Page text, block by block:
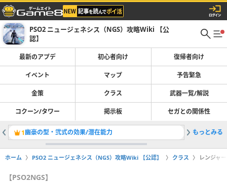
PSO2 ニュージェネシス（NGS）攻略Wiki 【公
認】
最新のアプデ 初心者向け 復帰者向け
イベント マップ 予告緊急
金策 クラス 武器一覧/解説
コクーン/タワー 掲示板 セガとの関係性
1幽豪の型・弐式の効果/潜在能力 2幻精の
もっとみる
ホーム PSO2 ニュージェネシス（NGS）攻略Wiki 【公認】 クラス レンジャ
【PSO2NGS】